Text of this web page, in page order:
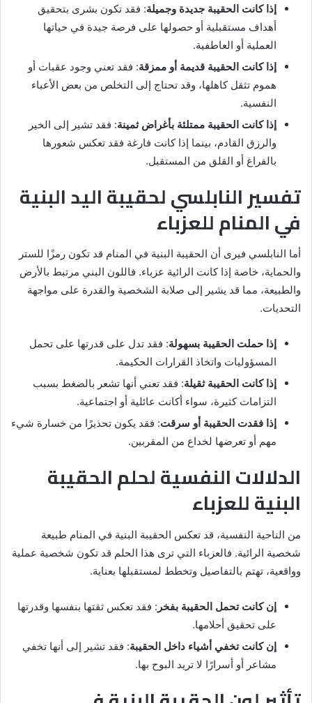
إذا كانت الحقيبة جديدة وجميلة: فقد تكون بشرى بتحقيق
أهداف مستقبلية أو حصولها على فرصة جيدة في حياتها
العملية أو العاطفية.
إذا كانت الحقيبة قديمة أو ممزقة: فقد تعني وجود عقبات أو
هموم تثقل كاهلها، وقد تحتاج إلى التخلص من بعض الأعباء
النفسية.
إذا كانت الحقيبة ممتلئة بأغراض ثمينة: فقد تشير إلى الخير
والرزق القادم، بينما إذا كانت فارغة فقد تعكس شعورها
بالفراغ أو القلق من المستقبل.
تفسير النابلسي لحقيبة اليد البنية
في المنام للعزباء
أما النابلسي فيرى أن الحقيبة البنية في المنام قد تكون رمزًا للستر
والحماية، خاصة إذا كانت الرائية عزباء. فاللون البني مرتبط بالأرض
والطبيعة، مما قد يشير إلى صلابة الشخصية والقدرة على مواجهة
التحديات.
إذا حملت الحقيبة بسهولة: فقد تدل على قدرتها على تحمل
المسؤوليات واتخاذ القرارات الحكيمة.
إذا كانت الحقيبة ثقيلة: فقد تعني أنها تشعر بالضغط بسبب
التزامات كثيرة، سواء أكانت عائلية أو اجتماعية.
إذا فقدت الحقيبة أو سرقت: فقد يكون تحذيرًا من خسارة شيء
مهم أو تعرضها لخداع من المقربين.
الدلالات النفسية لحلم الحقيبة
البنية للعزباء
من الناحية النفسية، قد تعكس الحقيبة البنية في المنام طبيعة
شخصية الرائية. فالعزباء التي ترى هذا الحلم قد تكون شخصية عملية
وواقعية، تهتم بالتفاصيل وتخطط لمستقبلها بعناية.
إن كانت تحمل الحقيبة بفخر : فقد تعكس ثقتها بنفسها وقدرتها
على تحقيق أحلامها.
إن كانت تخفي أشياء داخل الحقيبة: فقد تشير إلى أنها تخفي
مشاعر أو أسرارًا لا تريد البوح بها.